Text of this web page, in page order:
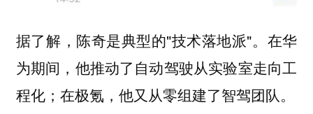
据了解，陈奇是典型的"技术落地派"。在华
为期间，他推动了自动驾驶从实验室走向工
程化；在极氪，他又从零组建了智驾团队。